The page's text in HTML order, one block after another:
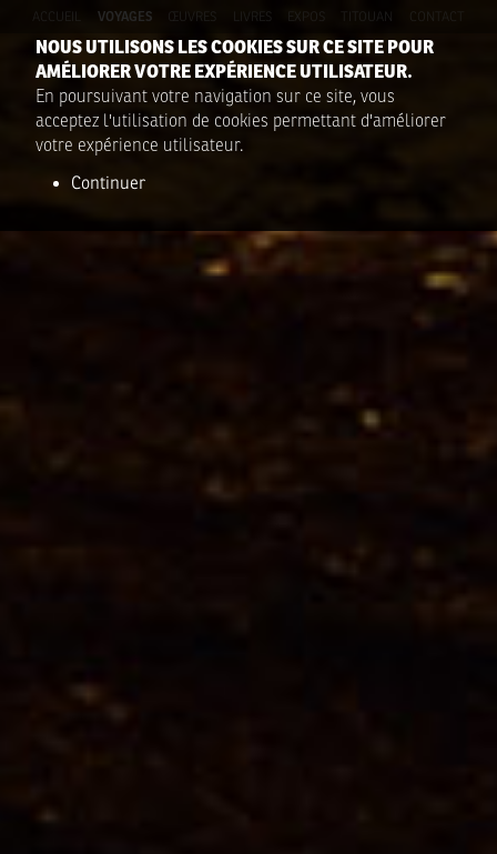
NOUS UTILISONS LES COOKIES SUR CE SITE POUR
AMÉLIORER VOTRE EXPÉRIENCE UTILISATEUR.
En poursuivant votre navigation sur ce site, vous
acceptez l'utilisation de cookies permettant d'améliorer
votre expérience utilisateur.
Continuer
VOYAGES ŒUVRES LIVRES EXPOS